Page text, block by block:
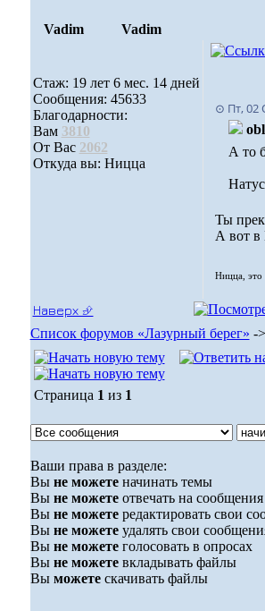
Vadim Vadim
Стаж: 19 лет 6 мес. 14 дней
Сообщения: 45633
Благодарности:
Вам 3810
От Вас 2062
Откуда вы: Ницца
⊙ Пт, 02
А то
Ты
А вот в
Ницца, это
Наверх ⮵
Список форумов «Лазурный берег» ->
Страница 1 из 1
Ваши права в разделе:
Вы не можетеначинать темы
Вы не можетеотвечать на сообщения
Вы не можетередактировать свои
Вы не можетеудалять свои
Вы не можетеголосовать в опросах
Вы не можетевкладывать файлы
Вы можетескачивать файлы